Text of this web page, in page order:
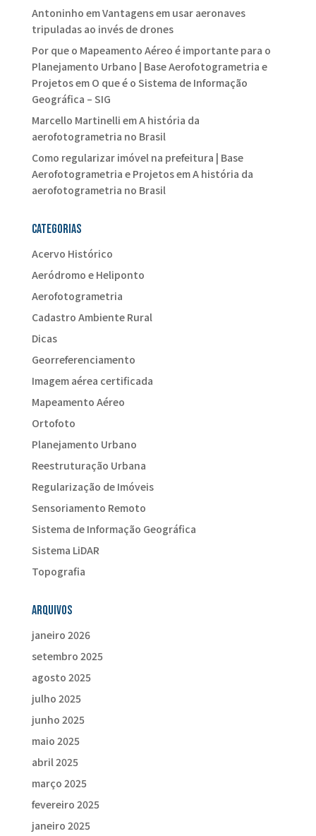
Antoninho emVantagens em usar aeronaves
tripuladas ao invés de drones
Por que o Mapeamento Aéreo é importante para o
Planejamento Urbano | Base Aerofotogrametria e
Projetosem O que é o Sistema de Informação
Geográfica – SIG
Marcello Martinelli emA história da
aerofotogrametria no Brasil
Como regularizar imóvel na prefeitura | Base
Aerofotogrametria e ProjetosemA história da
aerofotogrametria no Brasil
Categorias
Acervo Histórico
Aeródromo e Heliponto
Aerofotogrametria
Cadastro Ambiente Rural
Dicas
Georreferenciamento
Imagem aérea certificada
Mapeamento Aéreo
Ortofoto
Planejamento Urbano
Reestruturação Urbana
Regularização de Imóveis
Sensoriamento Remoto
Sistema de Informação Geográfica
Sistema LiDAR
Topografia
Arquivos
janeiro 2026
setembro 2025
agosto 2025
julho 2025
junho 2025
maio 2025
abril 2025
março 2025
fevereiro 2025
janeiro 2025